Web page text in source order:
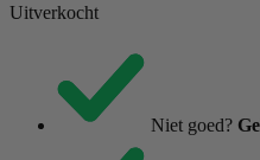
Uitverkocht
Niet goed?